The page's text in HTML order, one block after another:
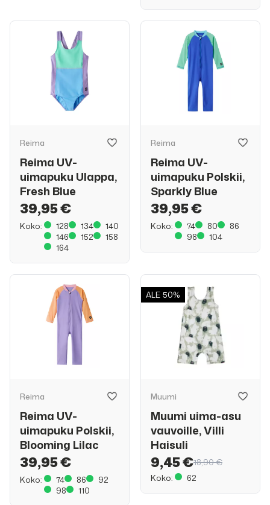
Reima
Reima UV-
uimapuku Ulappa,
Fresh Blue
39,95 €
Koko: 128 134
140
146
152
158
164
Reima
Reima UV-
uimapuku Polskii,
Sparkly Blue
39,95 €
Koko: 74 80
86
98
104
Reima
Reima UV-
uimapuku Polskii,
Blooming Lilac
39,95 €
Koko: 74 86
92
98
110
ALE 50%
Muumi
Muumi uima-asu
vauvoille, Villi
Haisuli
9,45 €18,90 €
Koko:
62